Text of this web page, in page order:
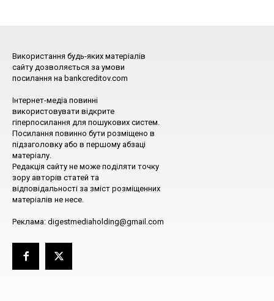
Використання будь-яких матеріалів
сайту дозволяється за умови
посилання на bankcreditov.com
Інтернет-медіа повинні
використовувати відкрите
гіперпосилання для пошукових систем.
Посилання повинно бути розміщено в
підзаголовку або в першому абзаці
матеріалу.
Редакція сайту не може поділяти точку
зору авторів статей та
відповідальності за зміст розміщенних
матеріалів не несе.
Реклама: digestmediaholding@gmail.com